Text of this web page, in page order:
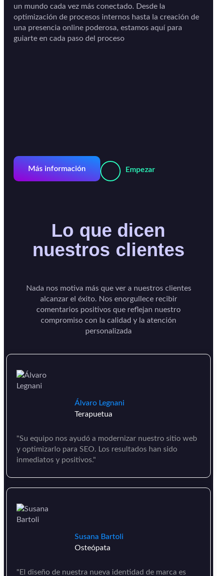
un mundo cada vez más conectado. Desde la
optimización de procesos internos hasta la creación de
una presencia online poderosa, estamos aquí para
guiarte en cada paso del proceso
Más información Empezar
Lo que dicen
nuestros clientes
Nada nos motiva más que ver a nuestros clientes
alcanzar el éxito. Nos enorgullece recibir
comentarios positivos que reflejan nuestro
compromiso con la calidad y la atención
personalizada
Álvaro Legnani
Terapuetua
"Su equipo nos ayudó a modernizar nuestro sitio web
y optimizarlo para SEO. Los resultados han sido
inmediatos y positivos."
Susana Bartoli
Osteópata
"El diseño de nuestra nueva identidad de marca es